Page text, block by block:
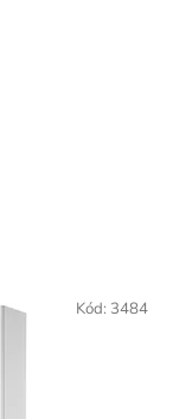
Kód: 3484